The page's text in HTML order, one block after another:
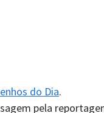
do Dia.
pela